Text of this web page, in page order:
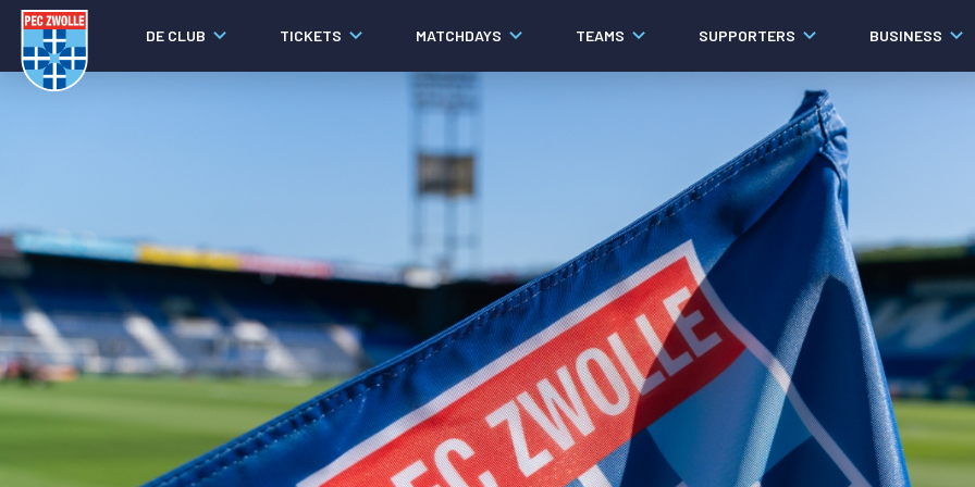
DE CLUB TICKETS MATCHDAYS TEAMS SUPPORTERS BUSINESS
Fotoverslagen
Social media
Agenda
Contact
Werken bij PEC Zwolle
Organisatie
Governance
Pers
Samenwerkingen
Documenten